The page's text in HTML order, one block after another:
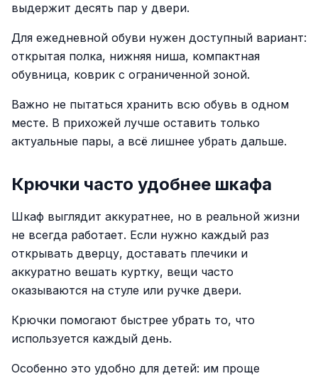
выдержит десять пар у двери.
Для ежедневной обуви нужен доступный вариант:
открытая полка, нижняя ниша, компактная
обувница, коврик с ограниченной зоной.
Важно не пытаться хранить всю обувь в одном
месте. В прихожей лучше оставить только
актуальные пары, а всё лишнее убрать дальше.
Крючки часто удобнее шкафа
Шкаф выглядит аккуратнее, но в реальной жизни
не всегда работает. Если нужно каждый раз
открывать дверцу, доставать плечики и
аккуратно вешать куртку, вещи часто
оказываются на стуле или ручке двери.
Крючки помогают быстрее убрать то, что
используется каждый день.
Особенно это удобно для детей: им проще